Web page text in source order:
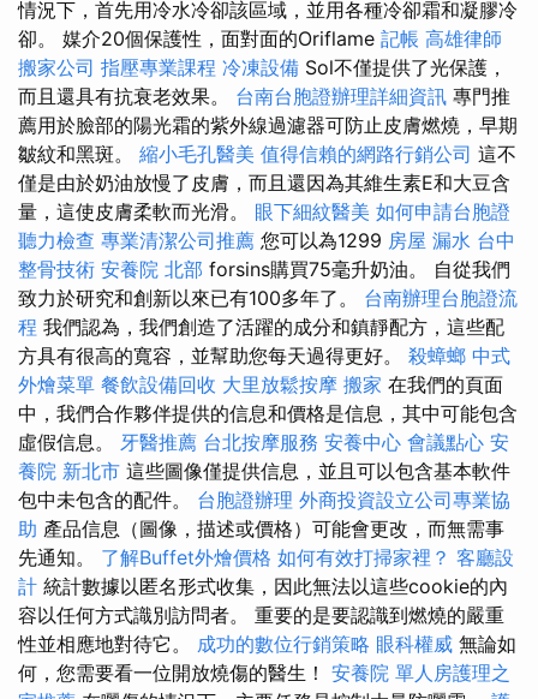
情況下，首先用冷水冷卻該區域，並用各種冷卻霜和凝膠冷
卻。 媒介20個保護性，面對面的Oriflame 記帳 高雄律師
搬家公司 指壓專業課程 冷凍設備 Sol不僅提供了光保護，
而且還具有抗衰老效果。 台南台胞證辦理詳細資訊 專門推
薦用於臉部的陽光霜的紫外線過濾器可防止皮膚燃燒，早期
皺紋和黑斑。 縮小毛孔醫美 值得信賴的網路行銷公司 這不
僅是由於奶油放慢了皮膚，而且還因為其維生素E和大豆含
量，這使皮膚柔軟而光滑。 眼下細紋醫美 如何申請台胞證
聽力檢查 專業清潔公司推薦 您可以為1299 房屋 漏水 台中
整骨技術 安養院 北部 forsins購買75毫升奶油。 自從我們
致力於研究和創新以來已有100多年了。 台南辦理台胞證流
程 我們認為，我們創造了活躍的成分和鎮靜配方，這些配
方具有很高的寬容，並幫助您每天過得更好。 殺蟑螂 中式
外燴菜單 餐飲設備回收 大里放鬆按摩 搬家 在我們的頁面
中，我們合作夥伴提供的信息和價格是信息，其中可能包含
虛假信息。 牙醫推薦 台北按摩服務 安養中心 會議點心 安
養院 新北市 這些圖像僅提供信息，並且可以包含基本軟件
包中未包含的配件。 台胞證辦理 外商投資設立公司專業協
助 產品信息（圖像，描述或價格）可能會更改，而無需事
先通知。 了解Buffet外燴價格 如何有效打掃家裡？ 客廳設
計 統計數據以匿名形式收集，因此無法以這些cookie的內
容以任何方式識別訪問者。 重要的是要認識到燃燒的嚴重
性並相應地對待它。 成功的數位行銷策略 眼科權威 無論如
何，您需要看一位開放燒傷的醫生！ 安養院 單人房護理之